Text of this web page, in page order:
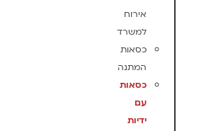
אירוח
למשרד
כסאות
המתנה
כסאות
עם
ידיות